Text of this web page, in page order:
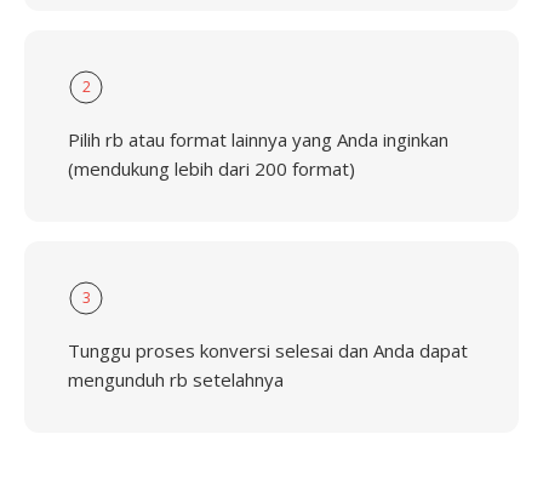
2
Pilih rb atau format lainnya yang Anda inginkan
(mendukung lebih dari 200 format)
3
Tunggu proses konversi selesai dan Anda dapat
mengunduh rb setelahnya